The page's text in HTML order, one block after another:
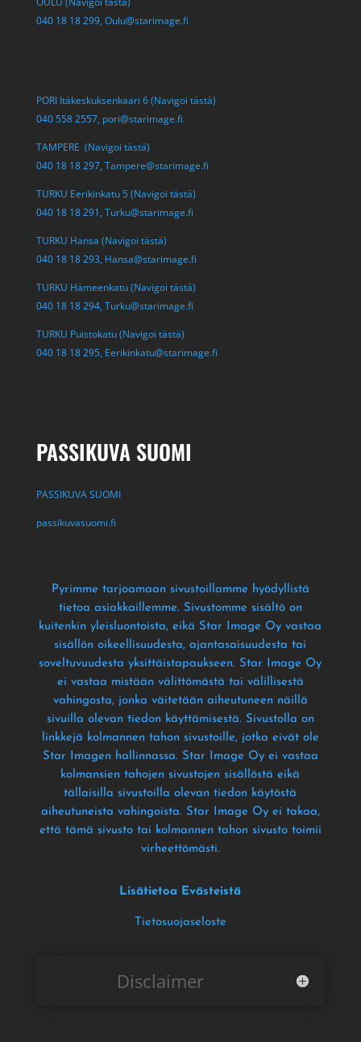
040 18 18 299, Oulu@starimage.fi
PORI Itäkeskuksenkaari 6 (Navigoi tästä)
040 558 2557, pori@starimage.fi
TAMPERE (Navigoi tästä)
040 18 18 297, Tampere@starimage.fi
TURKU Eerikinkatu 5 (Navigoi tästä)
040 18 18 291, Turku@starimage.fi
TURKU Hansa (Navigoi tästä)
040 18 18 293, Hansa@starimage.fi
TURKU Hämeenkatu (Navigoi tästä)
040 18 18 294, Turku@starimage.fi
TURKU Puistokatu (Navigoi tästä)
040 18 18 295, Eerikinkatu@starimage.fi
PASSIKUVA SUOMI
PASSIKUVA SUOMI
passikuvasuomi.fi
Pyrimme tarjoamaan sivustoillamme hyödyllistä
tietoa asiakkaillemme. Sivustomme sisältö on
kuitenkin yleisluontoista, eikä Star Image Oy vastaa
sisällön oikeellisuudesta, ajantasaisuudesta tai
soveltuvuudesta yksittäistapaukseen. Star Image Oy
ei vastaa mistään välittömästä tai välillisestä
vahingosta, jonka väitetään aiheutuneen näillä
sivuilla olevan tiedon käyttämisestä. Sivustolla on
linkkejä kolmannen tahon sivustoille, jotka eivät ole
Star Imagen hallinnassa. Star Image Oy ei vastaa
kolmansien tahojen sivustojen sisällöstä eikä
tällaisilla sivustoilla olevan tiedon käytöstä
aiheutuneista vahingoista. Star Image Oy ei takaa,
että tämä sivusto tai kolmannen tahon sivusto toimii
virheettömästi.
Lisätietoa Evästeistä
Tietosuojaseloste
Disclaimer